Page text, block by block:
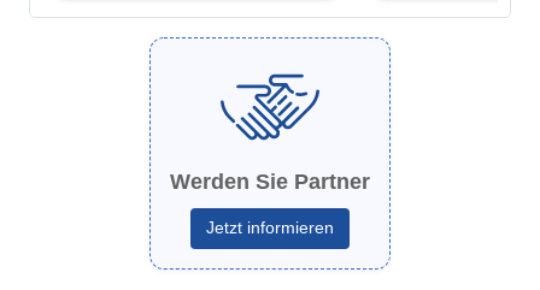
Werden Sie Partner
Jetzt informieren